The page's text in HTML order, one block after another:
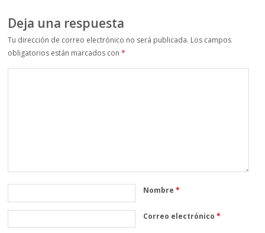
Deja una respuesta
Tu dirección de correo electrónico no será publicada. Los campos
obligatorios están marcados con*
Nombre*
Correo electrónico*